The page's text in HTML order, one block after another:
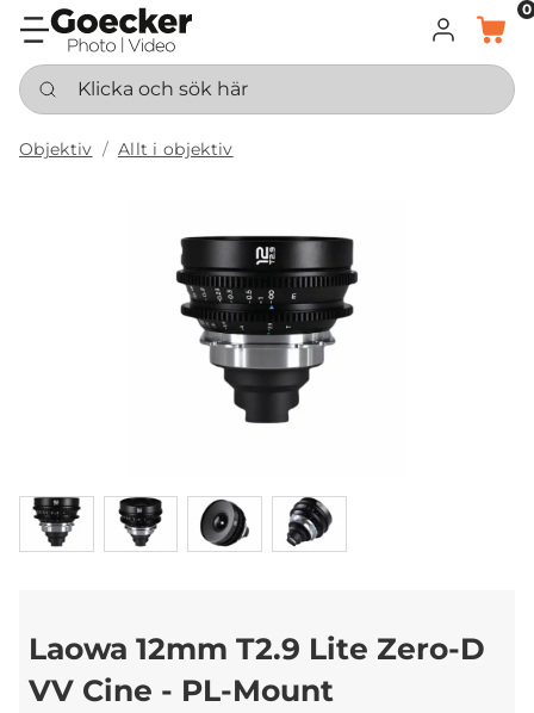
LOGGA IN
KORG
0
Klicka och sök här
Objektiv Allt i objektiv
Laowa 12mm T2.9 Lite Zero-D
VV Cine - PL-Mount